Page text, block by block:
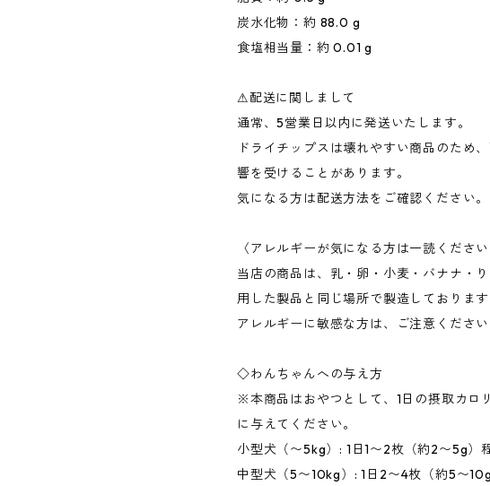
炭水化物：約 88.0 g
食塩相当量：約 0.01 g
⚠︎配送に関しまして
通常、5営業日以内に発送いたします。
ドライチップスは壊れやすい商品のため
響を受けることがあります。
気になる方は配送方法をご確認ください。
〈アレルギーが気になる方は一読ください
当店の商品は、乳・卵・小麦・バナナ・
用した製品と同じ場所で製造しております
アレルギーに敏感な方は、ご注意ください
◇わんちゃんへの与え方
※本商品はおやつとして、1日の摂取カロ
に与えてください。
小型犬（〜5kg）: 1日1〜2枚（約2〜5g）
中型犬（5〜10kg）: 1日2〜4枚（約5〜